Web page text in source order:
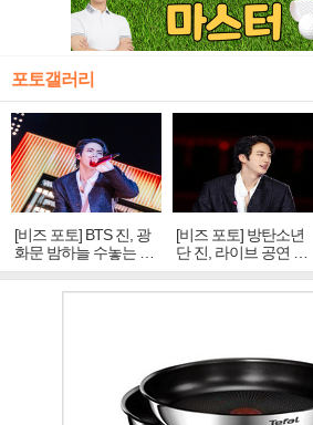
포토갤러리
[비즈 포토] BTS 진, 광
화문 밤하늘 수놓는 '비
주얼 킹'의 열창
[비즈 포토] 방탄소년
단 진, 라이브 공연 중
빛나는 독보적 아우라